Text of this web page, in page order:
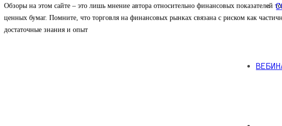
Обзоры на этом сайте – это лишь мнение автора относительно финансовых
ценных бумаг. Помните, что торговля на финансовых рынках связана с риском как
достаточные знания и опыт